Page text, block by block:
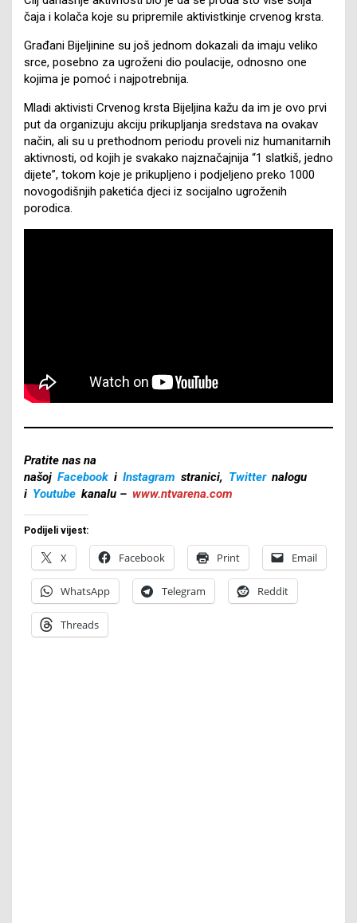
čaja i kolača koje su pripremile aktivistkinje crvenog krsta.
Građani Bijeljinine su još jednom dokazali da imaju veliko
srce, posebno za ugroženi dio poulacije, odnosno one
kojima je pomoć i najpotrebnija.
Mladi aktivisti Crvenog krsta Bijeljina kažu da im je ovo prvi
put da organizuju akciju prikupljanja sredstava na ovakav
način, ali su u prethodnom periodu proveli niz humanitarnih
aktivnosti, od kojih je svakako najznačajnija “1 slatkiš, jedno
dijete”, tokom koje je prikupljeno i podjeljeno preko 1000
novogodišnjih paketića djeci iz socijalno ugroženih
porodica.
Pratite nas na
našoj Facebook i Instagram stranici, Twitter nalogu
i Youtube kanalu – www.ntvarena.com
Podijeli vijest:
X Facebook Print Email
WhatsApp Telegram Reddit
Threads